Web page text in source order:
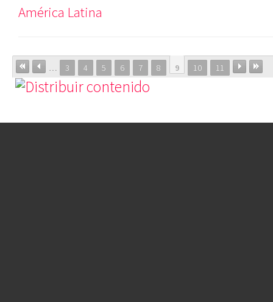
América Latina
… 3 4 5 6 7 8 9 10 11